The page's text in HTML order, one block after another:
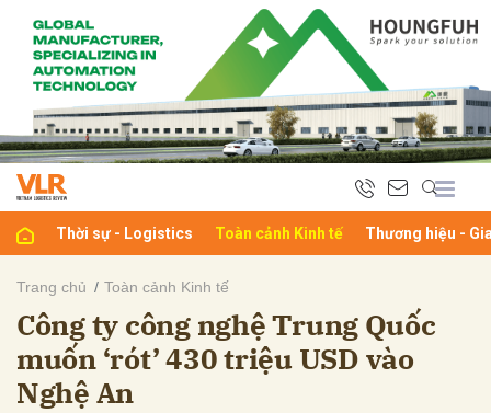
Thời sự - Logistics Toàn cảnh Kinh tế Thương hiệu -
Trang chủ Toàn cảnh Kinh tế
Công ty công nghệ Trung Quốc
muốn ‘rót’ 430 triệu USD vào
Nghệ An
luận
Hủy